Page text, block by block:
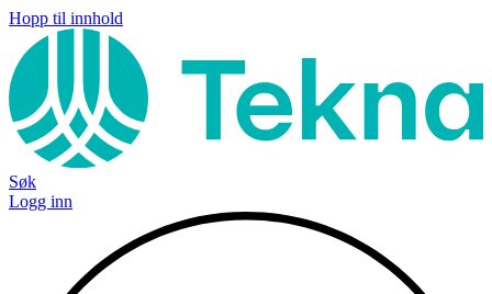
Hopp til innhold
Søk
Logg inn